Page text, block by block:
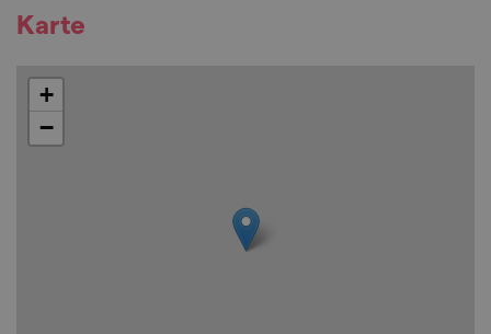
Karte
+
−